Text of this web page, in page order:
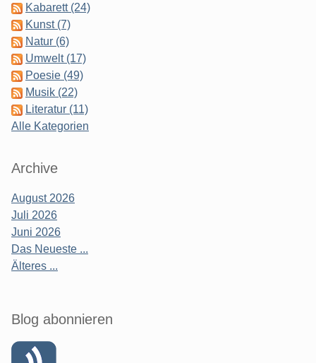
Kabarett (24)
Kunst (7)
Natur (6)
Umwelt (17)
Poesie (49)
Musik (22)
Literatur (11)
Alle Kategorien
Archive
August 2026
Juli 2026
Juni 2026
Das Neueste ...
Älteres ...
Blog abonnieren